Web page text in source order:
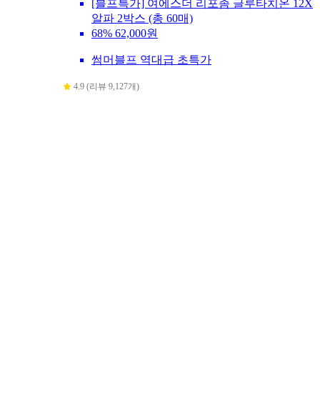
[블프특가] 여에스더 리포좀 글루타치온 12X
알파 2박스 (총 60매)
68% 62,000원
썸머블프 역대급 초특가
4.9 (리뷰 9,127개)